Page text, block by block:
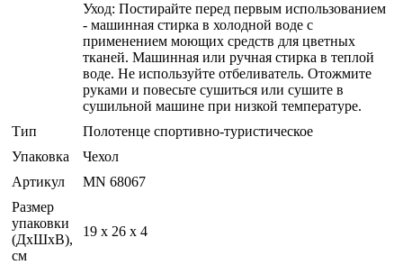
Уход: Постирайте перед первым использованием
- машинная стирка в холодной воде с
применением моющих средств для цветных
тканей. Машинная или ручная стирка в теплой
воде. Не используйте отбеливатель. Отожмите
руками и повесьте сушиться или сушите в
сушильной машине при низкой температуре.
Тип
Полотенце спортивно-туристическое
Упаковка
Чехол
Артикул
MN 68067
Размер
упаковки
(ДхШхВ),
см
19 x 26 x 4